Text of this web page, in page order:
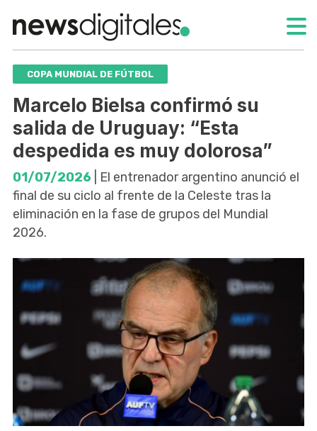
COPA MUNDIAL DE FÚTBOL
Marcelo Bielsa confirmó su
salida de Uruguay: “Esta
despedida es muy dolorosa”
01/07/2026 | El entrenador argentino anunció el
final de su ciclo al frente de la Celeste tras la
eliminación en la fase de grupos del Mundial
2026.